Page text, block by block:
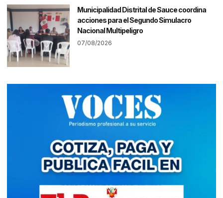
Municipalidad Distrital de Sauce coordina
acciones para el Segundo Simulacro
Nacional Multipeligro
07/08/2026